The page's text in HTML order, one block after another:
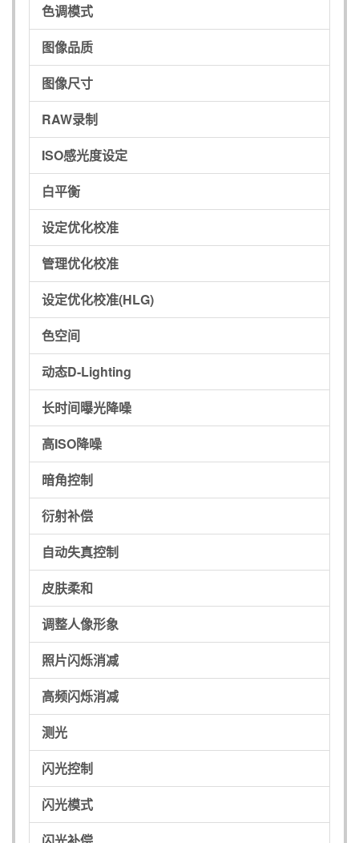
色调模式
图像品质
图像尺寸
RAW录制
ISO感光度设定
白平衡
设定优化校准
管理优化校准
设定优化校准(HLG)
色空间
动态D-Lighting
长时间曝光降噪
高ISO降噪
暗角控制
衍射补偿
自动失真控制
皮肤柔和
调整人像形象
照片闪烁消减
高频闪烁消减
测光
闪光控制
闪光模式